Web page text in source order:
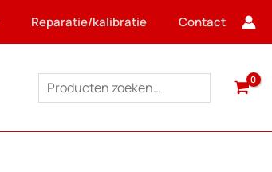
Reparatie/kalibratie Contact
Zoeken